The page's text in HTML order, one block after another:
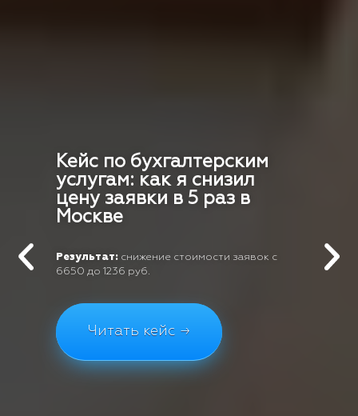
Кейс по бухгалтерским
услугам: как я снизил
цену заявки в 5 раз в
Москве
Результат: снижение стоимости заявок с
6650 до 1236 руб.
Читать кейс →